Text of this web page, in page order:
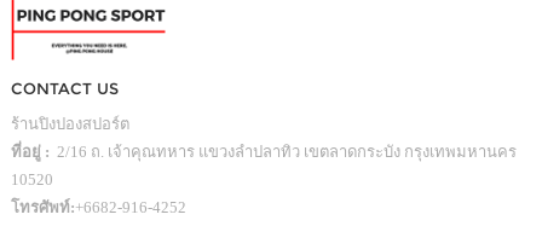
CONTACT US
ร้านปิงปองสปอร์ต
ที่อยู่ : 2/16 ถ. เจ้าคุณทหาร แขวงลำปลาทิว เขตลาดกระบัง กรุงเทพมหานคร
10520
โทรศัพท์:+6682-916-4252